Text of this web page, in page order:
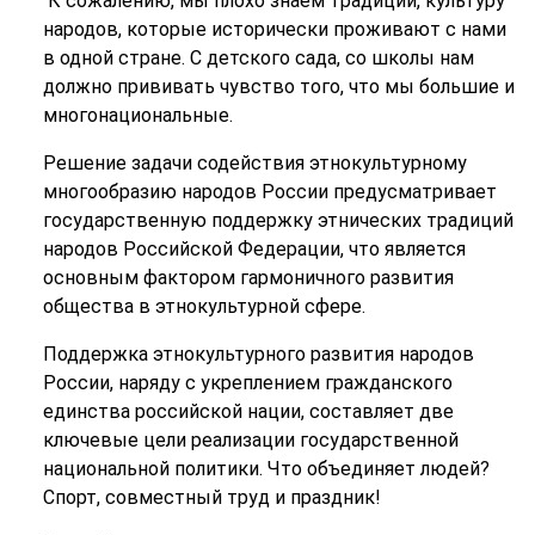
народов, которые исторически проживают с нами
в одной стране. С детского сада, со школы нам
должно прививать чувство того, что мы большие и
многонациональные.
Решение задачи содействия этнокультурному
многообразию народов России предусматривает
государственную поддержку этнических традиций
народов Российской Федерации, что является
основным фактором гармоничного развития
общества в этнокультурной сфере.
Поддержка этнокультурного развития народов
России, наряду с укреплением гражданского
единства российской нации, составляет две
ключевые цели реализации государственной
национальной политики. Что объединяет людей?
Спорт, совместный труд и праздник!